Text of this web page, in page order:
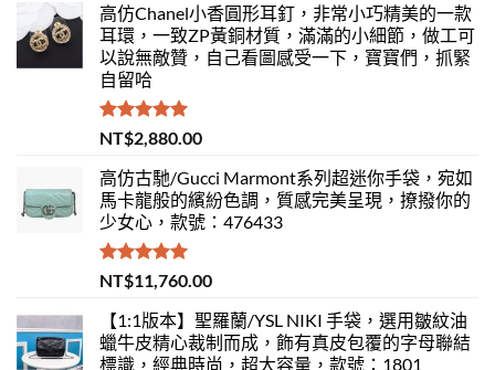
高仿Chanel小香圓形耳釘，非常小巧精美的一款
耳環，一致ZP黃銅材質，滿滿的小細節，做工可
以說無敵贊，自己看圖感受一下，寶寶們，抓緊
自留哈
評分 5.00
滿分 5
NT$2,880.00
高仿古馳/Gucci Marmont系列超迷你手袋，宛如
馬卡龍般的繽紛色調，質感完美呈現，撩撥你的
少女心，款號：476433
評分5.00
滿分 5
NT$11,760.00
【1:1版本】聖羅蘭/YSL NIKI 手袋，選用皺紋油
蠟牛皮精心裁制而成，飾有真皮包覆的字母聯結
標識，經典時尚，超大容量，款號：1801